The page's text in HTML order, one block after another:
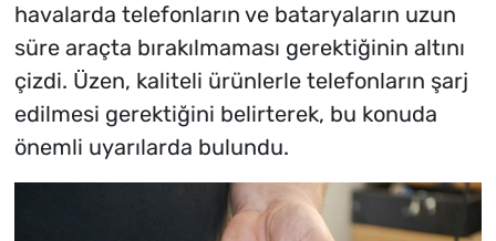
havalarda telefonların ve bataryaların uzun
süre araçta bırakılmaması gerektiğinin altını
çizdi. Üzen, kaliteli ürünlerle telefonların şarj
edilmesi gerektiğini belirterek, bu konuda
önemli uyarılarda bulundu.